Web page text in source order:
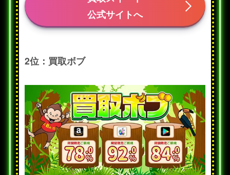
公式サイトへ
2位：買取ボブ